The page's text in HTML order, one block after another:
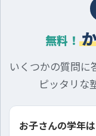
無料！
いくつかの質問に
ピッタリな
お子さんの学年は